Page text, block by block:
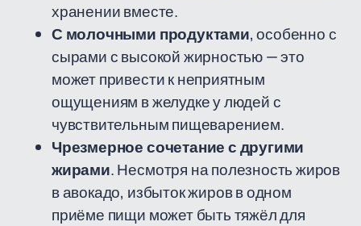
хранении вместе.
С молочными продуктами, особенно с
сырами с высокой жирностью — это
может привести к неприятным
ощущениям в желудке у людей с
чувствительным пищеварением.
Чрезмерное сочетание с другими
жирами. Несмотря на полезность жиров
в авокадо, избыток жиров в одном
приёме пищи может быть тяжёл для